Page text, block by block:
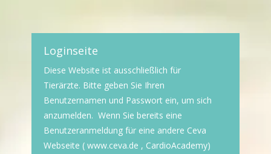
Loginseite
Diese Website ist ausschließlich für
Tierärzte. Bitte geben Sie Ihren
Benutzernamen und Passwort ein, um sich
anzumelden. Wenn Sie bereits eine
Benutzeranmeldung für eine andere Ceva
Webseite ( www.ceva.de , CardioAcademy)